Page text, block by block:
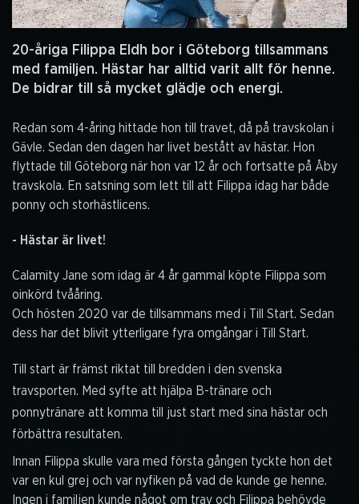
20-åriga Filippa Eldh bor i Göteborg tillsammans
med familjen. Hästar har alltid varit allt för henne.
De bidrar till så mycket glädje och energi.
Redan som 4-åring hittade hon till travet, då på travskolan i
Gävle. Sedan den dagen har livet bestått av hästar. Hon
flyttade till Göteborg när hon var 12 år och fortsatte på Åby
travskola. En satsning som lett till att Filippa idag har både
ponny och storhästlicens.
- Hästar är livet!
Calamity Jane som idag är 4 år gammal köpte Filippa som
oinkörd tvååring.
Och hösten 2020 var de tillsammans med i Till Start. Sedan
dess har det blivit ytterligare fyra omgångar i Till Start.
Till start är främst riktat till bredden i den svenska
travsporten. Med syfte att hjälpa B-tränare och
ponnytränare att komma till just start med sina hästar och
förbättra resultaten.
Innan Filippa skulle vara med första gången tyckte hon det
var en kul grej och var nyfiken på vad de kunde ge henne.
Ingen i familjen kunde något om trav och Filippa behövde